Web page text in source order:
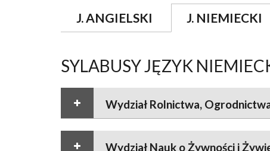
J. ANGIELSKI J. NIEMIECKI
SYLABUSY JĘZYK
Wydział Rolnictwa,
Wydział Nauk o Żywności i